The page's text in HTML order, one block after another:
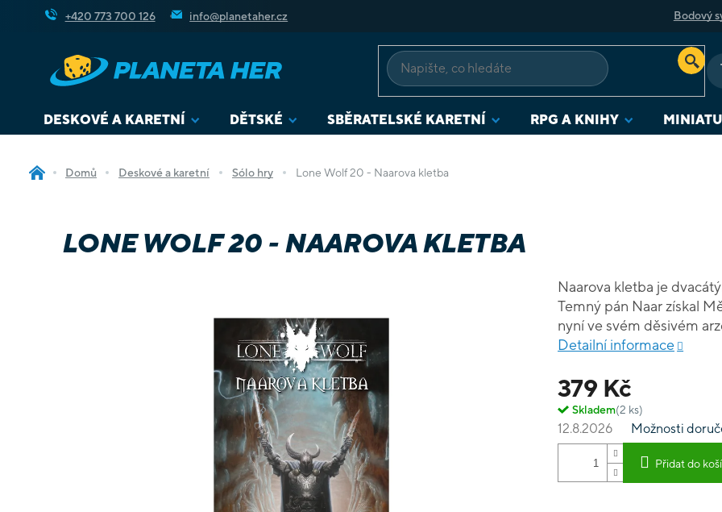
+420 773 700 126 info@planetaher.cz Bodový
DESKOVÉ A KARETNÍ DĚTSKÉ SBĚRATELSKÉ KARETNÍ RPG A KNIHY
Domů Deskové a karetní Sólo hry Lone Wolf 20 - Naarova kletba
LONE WOLF 20 - NAAROVA KLETBA
379 Kč
Skladem(2 ks)
12.8.2026 Možnosti
Přidat do
Naarova kletba je
Temný pán Naar získal
nyní ve svém děsivém
zničit mírumilovný
použije pro uskutečnění
Detailní informace